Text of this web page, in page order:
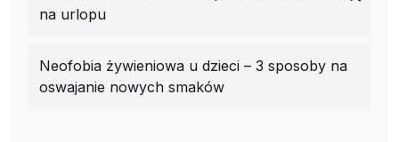
na urlopu
Neofobia żywieniowa u dzieci – 3 sposoby na
oswajanie nowych smaków